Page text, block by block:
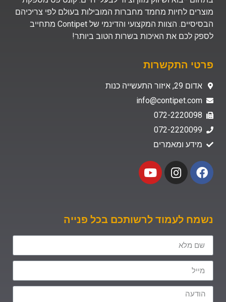
מוצרים לחיות מחמד מחברות המובילות בעולם לפי צריכיהם
הבסיסיים. הצוות המקצועי והדינמי של Contipet מתחייב
לספק לכם את האיכות בשרות הטוב ביותר!
פרטי התקשרות
אדום 29, איזור התעשייה כנות
info@contipet.com
072-2220098
072-2220099
מידע ומאמרים
נשמח לעמוד לרשותכם בכל פנייה